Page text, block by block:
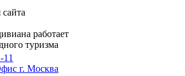
работает
туризма
11
г. Москва